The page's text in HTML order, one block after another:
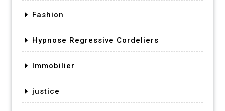
Fashion
Hypnose Regressive Cordeliers
Immobilier
justice